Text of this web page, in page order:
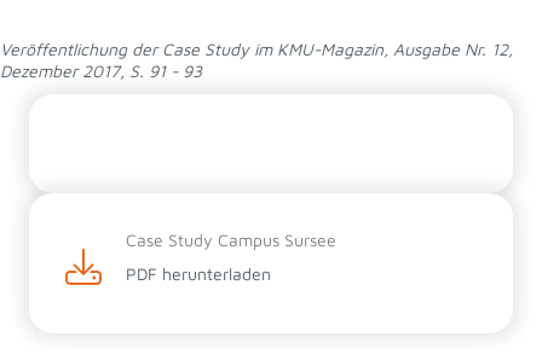
Veröffentlichung der Case Study im KMU-Magazin, Ausgabe Nr. 12,
Dezember 2017, S. 91 - 93
Case Study Campus Sursee
PDF herunterladen